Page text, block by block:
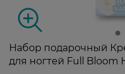
Набор подарочный
для ногтей Full Bloom